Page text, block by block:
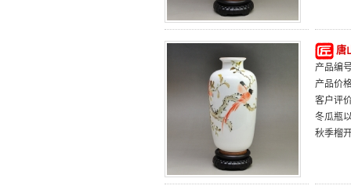
唐
产品编
产品价
客户评
冬瓜瓶
秋季榴